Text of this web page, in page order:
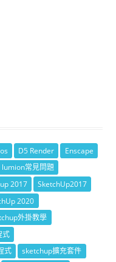
D5 Render
Enscape
lumion常見問題
2017
SketchUp2017
2020
外掛教學
式
式 sketchup擴充套件